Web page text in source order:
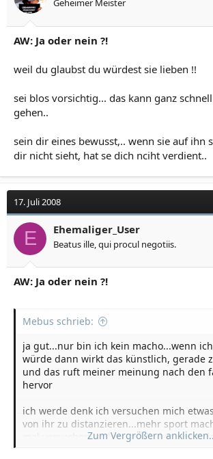
Geheimer Meister
AW: Ja oder nein ?!
weil du glaubst du würdest sie lieben !!
sei blos vorsichtig... das kann ganz
gehen..
sein dir eines bewusst,.. wenn sie auf ihn
dir nicht sieht, hat se dich nciht verdient..
17. Juli 2008
E Ehemaliger_User
Beatus ille, qui procul negotiis.
AW: Ja oder nein ?!
Mebus schrieb:
ja gut...nur bin ich kein macho...wenn
würde dann wirkt das künstlich, gerade
und das ruft meiner meinung nach den
hervor
ich werde denk ich versuchen mich
von ihr zu distanzieren...mehr sport
mal versuchen andere mädls kennenzu
Zum Vergrößern